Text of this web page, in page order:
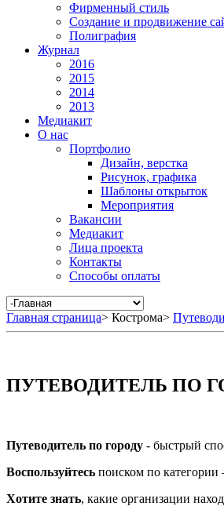
Фирменный стиль
Создание и продвижение
Полиграфия
Журнал
2016
2015
2014
2013
Медиакит
О нас
Портфолио
Дизайн, верстка
Рисунок, графика
Шаблоны открыток
Мероприятия
Вакансии
Медиакит
Лица проекта
Контакты
Способы оплаты
Главная страница> Кострома>
ПУТЕВОДИТЕЛЬ ПО
Путеводитель по городу - быстрый
Воспользуйтесь поиском по категории
Хотите знать, какие организации